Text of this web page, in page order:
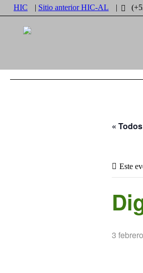
HIC | Sitio anterior HIC-AL |
«
Este
3